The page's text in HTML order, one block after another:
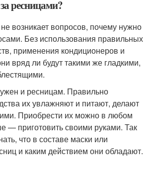
ресницами?
возникает вопросов, почему нужно
Без использования правильных
применения кондиционеров и
вряд ли будут такими же гладкими,
и ресницам. Правильно
их увлажняют и питают, делают
Приобрести их можно в любом
— приготовить своими руками. Так
что в составе маски или
и каким действием они обладают.